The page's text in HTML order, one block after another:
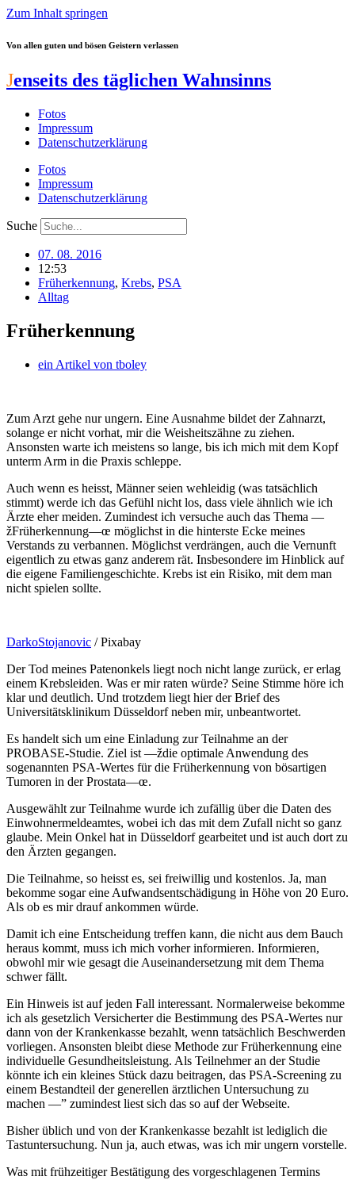
Zum Inhalt springen
Von allen guten und bösen Geistern verlassen
Jenseits des täglichen Wahnsinns
Fotos
Impressum
Datenschutzerklärung
Fotos
Impressum
Datenschutzerklärung
Suche
07. 08. 2016
12:53
Früherkennung, Krebs, PSA
Alltag
Früherkennung
ein Artikel von tboley
Zum Arzt gehe nur ungern. Eine Ausnahme bildet der Zahnarzt,
solange er nicht vorhat, mir die Weisheitszähne zu ziehen.
Ansonsten warte ich meistens so lange, bis ich mich mit dem Kopf
unterm Arm in die Praxis schleppe.
Auch wenn es heisst, Männer seien wehleidig (was tatsächlich
stimmt) werde ich das Gefühl nicht los, dass viele ähnlich wie ich
Ärzte eher meiden. Zumindest ich versuche auch das Thema —
žFrüherkennung—œ möglichst in die hinterste Ecke meines
Verstands zu verbannen. Möglichst verdrängen, auch die Vernunft
eigentlich zu etwas ganz anderem rät. Insbesondere im Hinblick auf
die eigene Familiengeschichte. Krebs ist ein Risiko, mit dem man
nicht spielen sollte.
DarkoStojanovic / Pixabay
Der Tod meines Patenonkels liegt noch nicht lange zurück, er erlag
einem Krebsleiden. Was er mir raten würde? Seine Stimme höre ich
klar und deutlich. Und trotzdem liegt hier der Brief des
Universitätsklinikum Düsseldorf neben mir, unbeantwortet.
Es handelt sich um eine Einladung zur Teilnahme an der
PROBASE-Studie. Ziel ist —ždie optimale Anwendung des
sogenannten PSA-Wertes für die Früherkennung von bösartigen
Tumoren in der Prostata—œ.
Ausgewählt zur Teilnahme wurde ich zufällig über die Daten des
Einwohnermeldeamtes, wobei ich das mit dem Zufall nicht so ganz
glaube. Mein Onkel hat in Düsseldorf gearbeitet und ist auch dort zu
den Ärzten gegangen.
Die Teilnahme, so heisst es, sei freiwillig und kostenlos. Ja, man
bekomme sogar eine Aufwandsentschädigung in Höhe von 20 Euro.
Als ob es mir drauf ankommen würde.
Damit ich eine Entscheidung treffen kann, die nicht aus dem Bauch
heraus kommt, muss ich mich vorher informieren. Informieren,
obwohl mir wie gesagt die Auseinandersetzung mit dem Thema
schwer fällt.
Ein Hinweis ist auf jeden Fall interessant. Normalerweise bekomme
ich als gesetzlich Versicherter die Bestimmung des PSA-Wertes nur
dann von der Krankenkasse bezahlt, wenn tatsächlich Beschwerden
vorliegen. Ansonsten bleibt diese Methode zur Früherkennung eine
individuelle Gesundheitsleistung. Als Teilnehmer an der Studie
könnte ich ein kleines Stück dazu beitragen, das PSA-Screening zu
einem Bestandteil der generellen ärztlichen Untersuchung zu
machen —” zumindest liest sich das so auf der Webseite.
Bisher üblich und von der Krankenkasse bezahlt ist lediglich die
Tastuntersuchung. Nun ja, auch etwas, was ich mir ungern vorstelle.
Was mit frühzeitiger Bestätigung des vorgeschlagenen Termins